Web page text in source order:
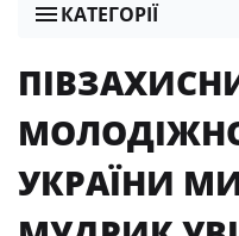
КАТЕГОРІЇ
УКРАЇНИ